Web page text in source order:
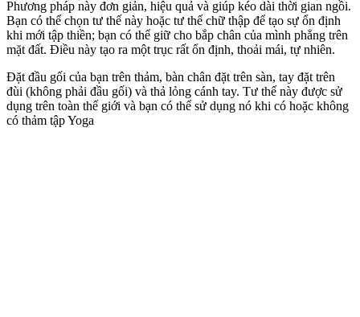
Phương pháp này đơn giản, hiệu quả và giúp kéo dài thời gian ngồi.
Bạn có thể chọn tư thế này hoặc tư thế chữ thập để tạo sự ổn định
khi mới tập thiền; bạn có thể giữ cho bắp chân của mình phẳng trên
mặt đất. Điều này tạo ra một trục rất ổn định, thoải mái, tự nhiên.
Đặt đầu gối của bạn trên thảm, bàn chân đặt trên sàn, tay đặt trên
đùi (không phải đầu gối) và thả lỏng cánh tay. Tư thế này được sử
dụng trên toàn thế giới và bạn có thể sử dụng nó khi có hoặc không
có thảm tập Yoga